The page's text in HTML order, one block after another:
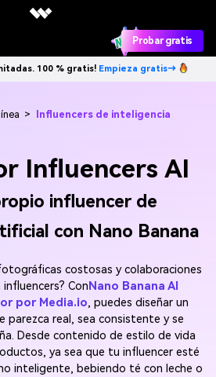
Probar gratis
100 % gratis! Empieza gratis→
>
Influencers de inteligencia
Influencers AI
influencer de
con Nano Banana
costosas y colaboraciones
Con Nano Banana AI
por Media.io, puedes diseñar un
parezca real, sea consistente y se
Desde contenido de estilo de vida
ya sea que tu influencer esté
inteligente, bebiendo té con leche o